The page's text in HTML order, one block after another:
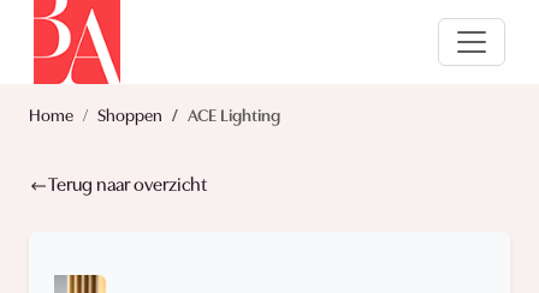
Home Shoppen ACE Lighting
Terug naar overzicht